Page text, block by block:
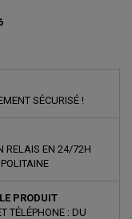
SÉCURISÉ !
RELAIS EN 24/72H
PRODUIT
TÉLÉPHONE : DU